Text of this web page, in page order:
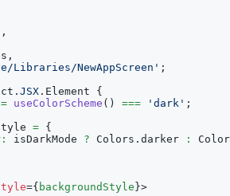
,
,
Libraries/NewAppScreen' ;
. JSX . Element
{
= useColorScheme ( ) === 'dark' ;
= {
: isDarkMode ? Colors . darker :
={ backgroundStyle}>